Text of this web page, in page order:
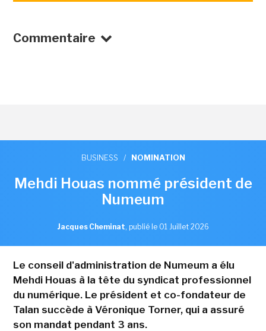
Commentaire
BUSINESS / NOMINATION
Mehdi Houas nommé président de
Numeum
Jacques Cheminat, publié le 01 Juillet 2026
Le conseil d'administration de Numeum a élu
Mehdi Houas à la tête du syndicat professionnel
du numérique. Le président et co-fondateur de
Talan succède à Véronique Torner, qui a assuré
son mandat pendant 3 ans.